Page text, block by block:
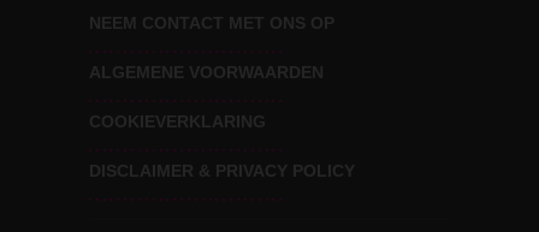
Wat voor leider wil jij
zijn?
NEEM CONTACT MET ONS OP
ALGEMENE VOORWAARDEN
COOKIEVERKLARING
DISCLAIMER & PRIVACY POLICY